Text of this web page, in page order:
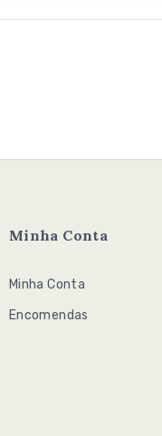
Minha Conta
Minha Conta
Encomendas